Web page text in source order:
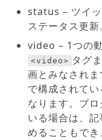
status – ツイ
ステータス更新
video – 1つの
<video> タグ
画とみなされ
で構成されて
なります。ブ
いる場合は、
めることもで